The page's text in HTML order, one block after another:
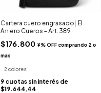
Cartera cuero engrasado | El
Arriero Cueros – Art. 389
$176.800
2 colores
9 cuotas sin interés de
$19.644,44